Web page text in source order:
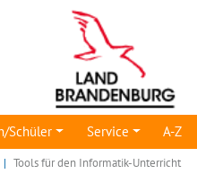
Schüler Service A-Z
Tools für den Informatik-Unterricht